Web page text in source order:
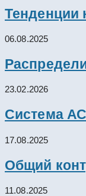
Тенденции
06.08.2025
23.02.2026
Система
17.08.2025
Общий
11.08.2025